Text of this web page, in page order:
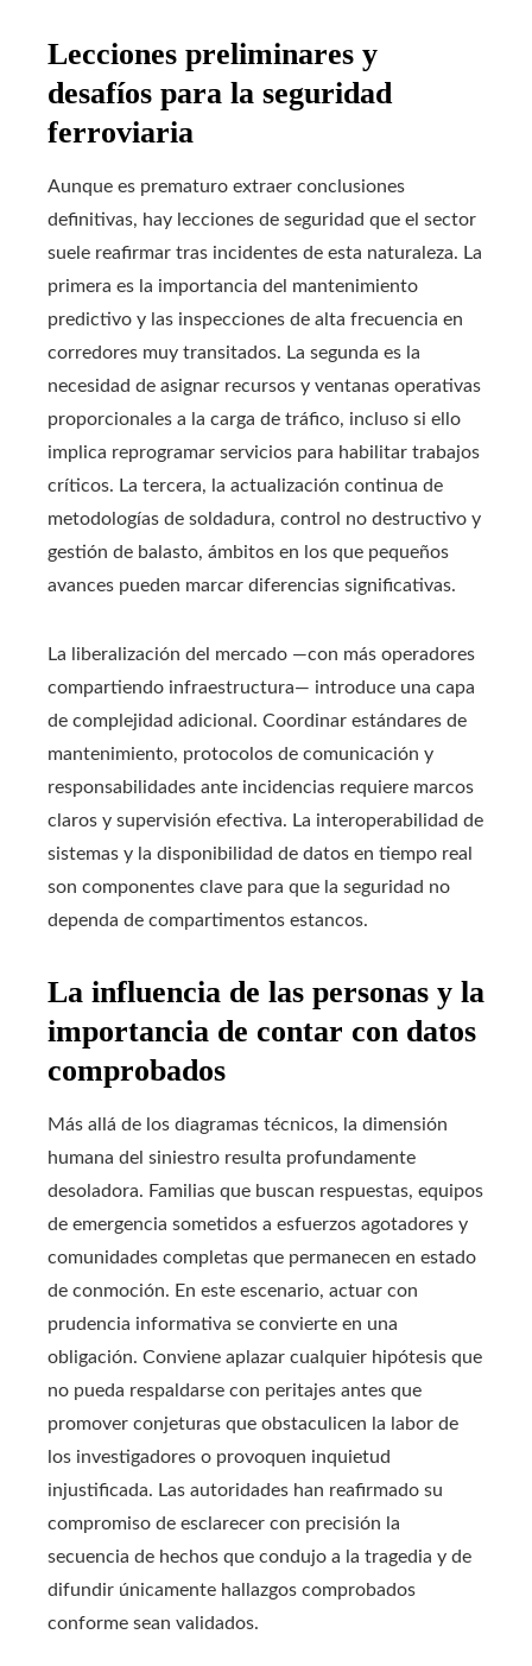
Lecciones preliminares y
desafíos para la seguridad
ferroviaria
Aunque es prematuro extraer conclusiones
definitivas, hay lecciones de seguridad que el sector
suele reafirmar tras incidentes de esta naturaleza. La
primera es la importancia del mantenimiento
predictivo y las inspecciones de alta frecuencia en
corredores muy transitados. La segunda es la
necesidad de asignar recursos y ventanas operativas
proporcionales a la carga de tráfico, incluso si ello
implica reprogramar servicios para habilitar trabajos
críticos. La tercera, la actualización continua de
metodologías de soldadura, control no destructivo y
gestión de balasto, ámbitos en los que pequeños
avances pueden marcar diferencias significativas.
La liberalización del mercado —con más operadores
compartiendo infraestructura— introduce una capa
de complejidad adicional. Coordinar estándares de
mantenimiento, protocolos de comunicación y
responsabilidades ante incidencias requiere marcos
claros y supervisión efectiva. La interoperabilidad de
sistemas y la disponibilidad de datos en tiempo real
son componentes clave para que la seguridad no
dependa de compartimentos estancos.
La influencia de las personas y la
importancia de contar con datos
comprobados
Más allá de los diagramas técnicos, la dimensión
humana del siniestro resulta profundamente
desoladora. Familias que buscan respuestas, equipos
de emergencia sometidos a esfuerzos agotadores y
comunidades completas que permanecen en estado
de conmoción. En este escenario, actuar con
prudencia informativa se convierte en una
obligación. Conviene aplazar cualquier hipótesis que
no pueda respaldarse con peritajes antes que
promover conjeturas que obstaculicen la labor de
los investigadores o provoquen inquietud
injustificada. Las autoridades han reafirmado su
compromiso de esclarecer con precisión la
secuencia de hechos que condujo a la tragedia y de
difundir únicamente hallazgos comprobados
conforme sean validados.